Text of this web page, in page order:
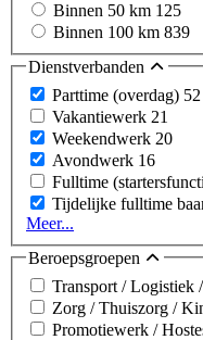
Binnen 50 km 125
Binnen 100 km 839
Dienstverbanden
Parttime (overdag) 52
Vakantiewerk 21
Weekendwerk 20
Avondwerk 16
Fulltime
Tijdelijke fulltime
Meer...
Beroepsgroepen
Transport / Logistiek
Zorg / Thuiszorg /
Promotiewerk /